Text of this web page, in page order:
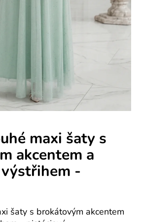
maxi šaty s
akcentem a
-
šaty s brokátovým akcentem